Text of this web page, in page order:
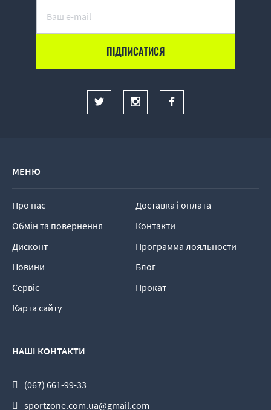
МЕНЮ
Про нас
Доставка і оплата
Обмін та повернення
Контакти
Дисконт
Программа лояльности
Новини
Блог
Сервіс
Прокат
Карта сайту
НАШІ КОНТАКТИ
(067) 661-99-33
sportzone.com.ua@gmail.com